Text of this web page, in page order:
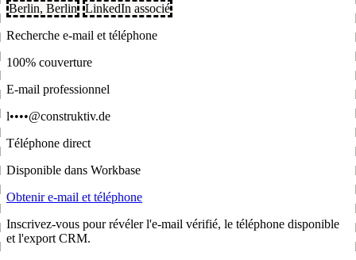
Berlin, Berlin
LinkedIn associé
Recherche e-mail et téléphone
100% couverture
E-mail professionnel
l••••@construktiv.de
Téléphone direct
Disponible dans Workbase
Obtenir e-mail et téléphone
Inscrivez-vous pour révéler l'e-mail vérifié, le téléphone disponible
et l'export CRM.